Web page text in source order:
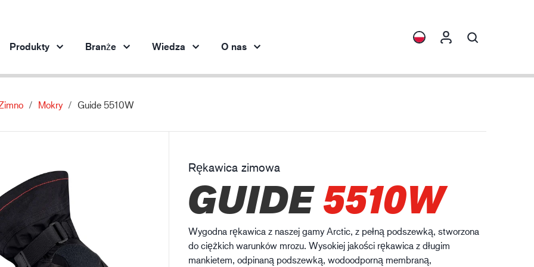
Produkty
Przemysł maszynowy
Przemysł naftowo-gazowy
Budownictwo
Logistyka
HXFIBR™
SPARX™
XLNT™
Branże
Stalownictwo Przemysł maszynowy
Wiedza O nas
Mokry Guide 5510W
Rękawica zimowa
GUIDE5510W
Wygodna rękawica z naszej gamy Arctic, z pełną podszewką, stworzona
do ciężkich warunków mrozu. Wysokiej jakości rękawica z długim
mankietem, odpinaną podszewką, wodoodporną membraną,